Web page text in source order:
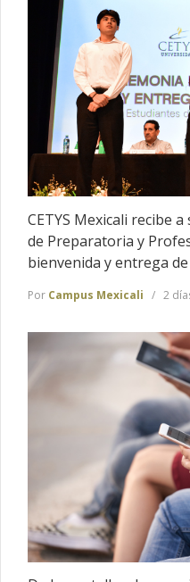
CETYS Mexicali recibe
de Preparatoria y
bienvenida y entrega
Por Campus Mexicali 2